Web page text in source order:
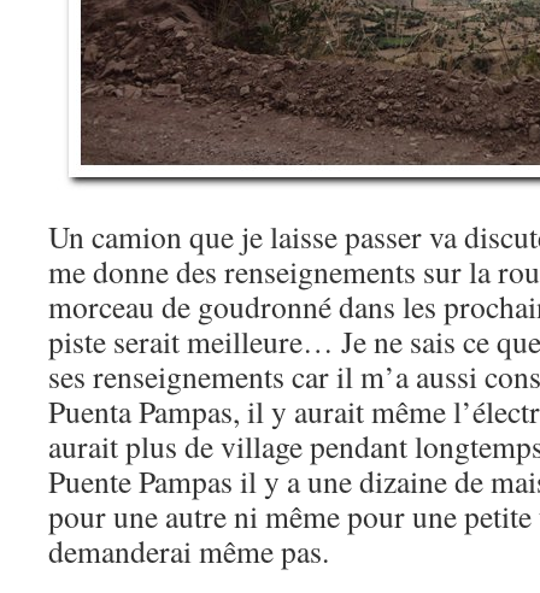
Un camion que je laisse passer va
me donne des renseignements sur la
morceau de goudronné dans les
piste serait meilleure… Je ne sais ce
ses renseignements car il m’a aussi
Puenta Pampas, il y aurait même
aurait plus de village pendant
Puente Pampas il y a une dizaine de
pour une autre ni même pour une petite
demanderai même pas.